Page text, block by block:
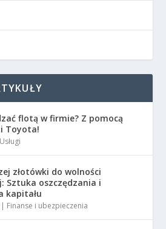
flotą w firmie? Z pomocą
Toyota!
Usługi
złotówki do wolności
Sztuka oszczędzania i
kapitału
| Finanse i ubezpieczenia